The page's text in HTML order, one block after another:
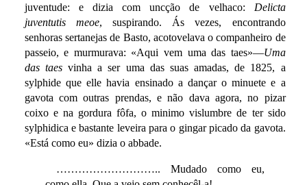
juventude: e dizia com uncção de velhaco: Delicta
juventutis meoe, suspirando. Ás vezes, encontrando
senhoras sertanejas de Basto, acotovelava o companheiro de
passeio, e murmurava: «Aqui vem uma das taes»—Uma
das taes vinha a ser uma das suas amadas, de 1825, a
sylphide que elle havia ensinado a dançar o minuete e a
gavota com outras prendas, e não dava agora, no pizar
coixo e na gordura fôfa, o minimo vislumbre de ter sido
sylphidica e bastante leveira para o gingar picado da gavota.
«Está como eu» dizia o abbade.
……………………….. Mudado como eu,